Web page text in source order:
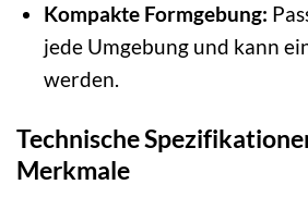
Kompakte Formgebung:
jede Umgebung und kann
werden.
Technische
Merkmale